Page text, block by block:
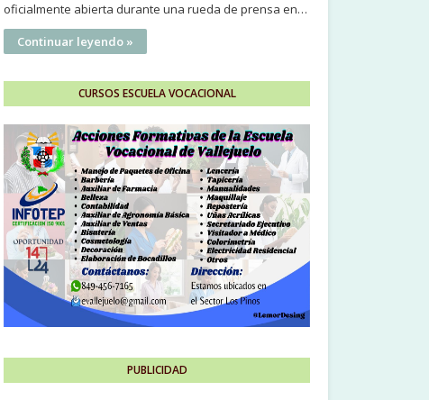
oficialmente abierta durante una rueda de prensa en…
Continuar leyendo »
CURSOS ESCUELA VOCACIONAL
PUBLICIDAD